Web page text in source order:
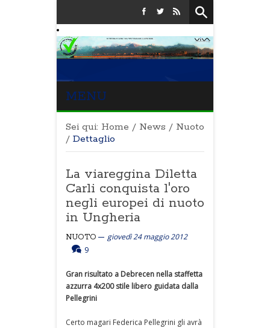
MENU
Sei qui: Home / News / Nuoto
/ Dettaglio
La viareggina Diletta
Carli conquista l'oro
negli europei di nuoto
in Ungheria
NUOTO
giovedì 24 maggio 2012
9
Gran risultato a Debrecen nella staffetta
azzurra 4x200 stile libero guidata dalla
Pellegrini
Certo magari Federica Pellegrini gli avrà